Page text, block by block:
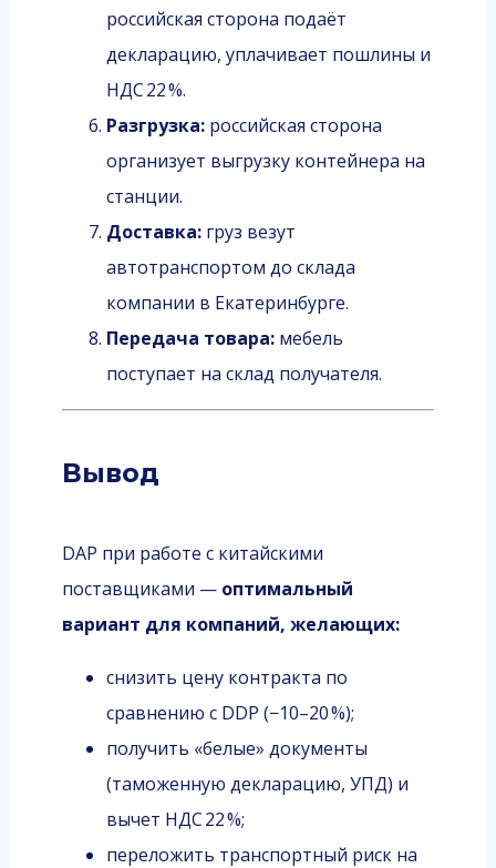
российская сторона подаёт
декларацию, уплачивает пошлины и
НДС 22 %.
Разгрузка: российская сторона
организует выгрузку контейнера на
станции.
Доставка: груз везут
автотранспортом до склада
компании в Екатеринбурге.
Передача товара: мебель
поступает на склад получателя.
Вывод
DAP при работе с китайскими
поставщиками — оптимальный
вариант для компаний, желающих:
снизить цену контракта по
сравнению с DDP (−10–20 %);
получить «белые» документы
(таможенную декларацию, УПД) и
вычет НДС 22 %;
переложить транспортный риск на